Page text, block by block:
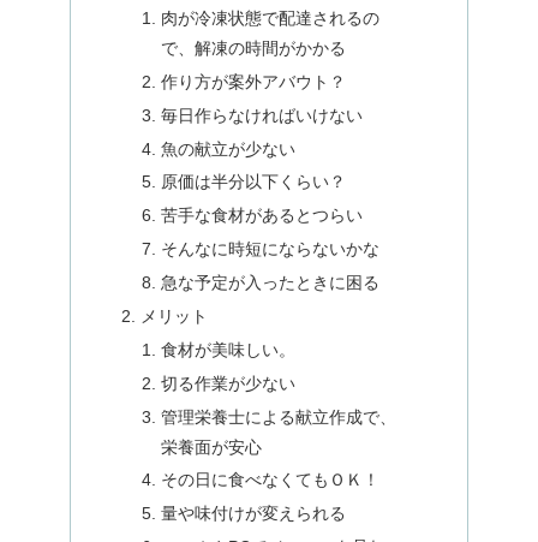
肉が冷凍状態で配達されるの
で、解凍の時間がかかる
作り方が案外アバウト？
毎日作らなければいけない
魚の献立が少ない
原価は半分以下くらい？
苦手な食材があるとつらい
そんなに時短にならないかな
急な予定が入ったときに困る
メリット
食材が美味しい。
切る作業が少ない
管理栄養士による献立作成で、
栄養面が安心
その日に食べなくてもＯＫ！
量や味付けが変えられる